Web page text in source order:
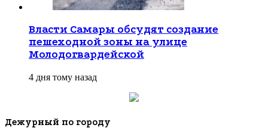
Власти Самары обсудят создание
пешеходной зоны на улице
Молодогвардейской
4 дня тому назад
Дежурный по городу